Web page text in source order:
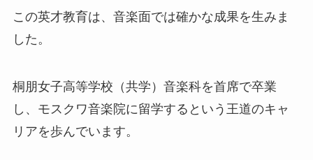
この英才教育は、音楽面では確かな成果を生みま
した。
桐朋女子高等学校（共学）音楽科を首席で卒業
し、モスクワ音楽院に留学するという王道のキャ
リアを歩んでいます。